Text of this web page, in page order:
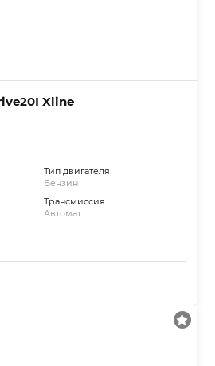
Xline
Тип двигателя
Бензин
Трансмиссия
Автомат